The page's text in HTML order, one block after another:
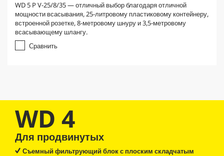
WD 5 P V-25/8/35 — отличный выбор благодаря отличной
мощности всасывания, 25-литровому пластиковому контейнеру,
встроенной розетке, 8-метровому шнуру и 3,5-метровому
всасывающему шлангу.
Сравнить
WD 4
Для продвинутых
Съемный фильтрующий блок с плоским складчатым